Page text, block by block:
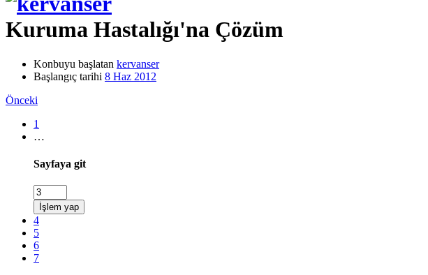
Kuruma Hastalığı'na Çözüm
Konbuyu başlatan kervanser
Başlangıç tarihi 8 Haz 2012
Önceki
1
…
Sayfaya git
İşlem yap
4
5
6
7